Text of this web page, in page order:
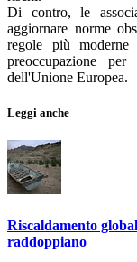
Di contro, le
aggiornare norme
regole più
preoccupazione
dell'Unione Europea.
Leggi anche
Riscaldamento
raddoppiano